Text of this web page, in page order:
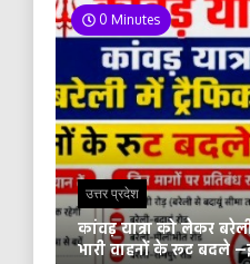
0 Minutes
उत्तर प्रदेश
कांवड़ यात्रा को लेकर
भारी वाहनों के रूट बदले